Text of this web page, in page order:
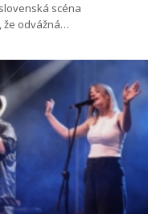
scéna
že odvážná…